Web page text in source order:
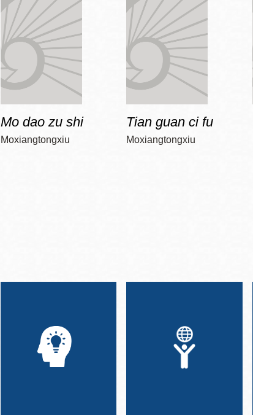
Mo dao zu shi
Moxiangtongxiu
Tian guan ci fu
Moxiangtongxiu